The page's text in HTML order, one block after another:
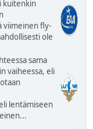
kuitenkin
viimeinen fly-
ole
sama
vaiheessa, eli
lentämiseen